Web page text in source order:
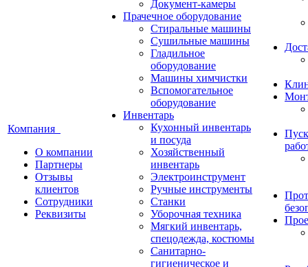
Компания
О компании
Партнеры
Отзывы
клиентов
Сотрудники
Реквизиты
Документ-камеры
Прачечное оборудование
Стиральные машины
Сушильные машины
Гладильное
оборудование
Машины химчистки
Вспомогательное
оборудование
Инвентарь
Кухонный инвентарь
и посуда
Хозяйственный
инвентарь
Электроинструмент
Ручные инструменты
Станки
Уборочная техника
Мягкий инвентарь,
спецодежда, костюмы
Санитарно-
гигиеническое и